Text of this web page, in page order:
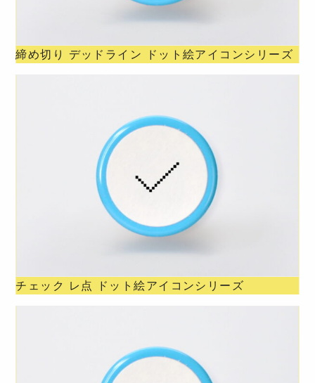
締め切り デッドライン ドット絵アイコンシリーズ
チェック レ点 ドット絵アイコンシリーズ